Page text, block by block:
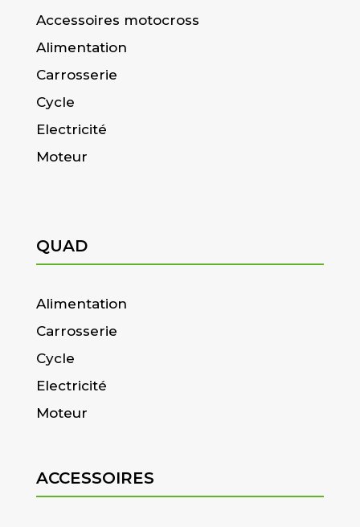
Accessoires motocross
Alimentation
Carrosserie
Cycle
Electricité
Moteur
QUAD
Alimentation
Carrosserie
Cycle
Electricité
Moteur
ACCESSOIRES